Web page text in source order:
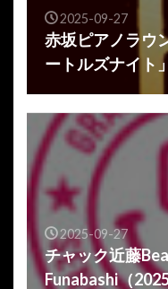
2025-09-27
赤坂ピアノラウ
ートルズナイト
2025-09-27
チャック近藤
Funabashi（